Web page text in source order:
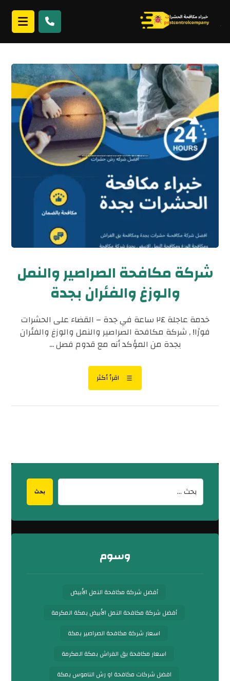
شركة مكافحة الصراصير والنمل
والوزغ والفئران بجدة
خدمة عاجلة ٢٤ ساعة في جدة – القضاء على الحشرات
فورًا! , شركة مكافحة الصراصير والنمل والوزغ والفئران
بجدة من المؤكد أنه مع قدوم فصل ...
اقرأ أكثر
بحث
وسوم
أفضل شركة مكافحة النمل الأبيض
أفضل شركة مكافحة النمل الأبيض بمكة المكرمة
اسعار شركة مكافحة الصراصير بمكة
اسعار مكافحة بق الفراش بمكة المكرمة
افضل شركات مكافحة او رش الناموس بمكة